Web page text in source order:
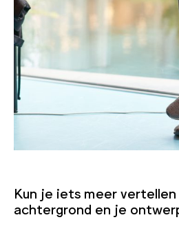
Kun je iets meer
achtergrond en je